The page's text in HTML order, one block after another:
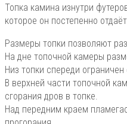
Топка камина изнутри
которое он постепенно
Размеры топки позволяют
На дне топочной камеры
Низ топки спереди
В верхней части топочной
сгорания дров в топке.
Над передним краем